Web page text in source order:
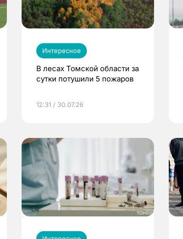
Интересное
В лесах Томской области за
сутки потушили 5 пожаров
12:31 / 30.07.26